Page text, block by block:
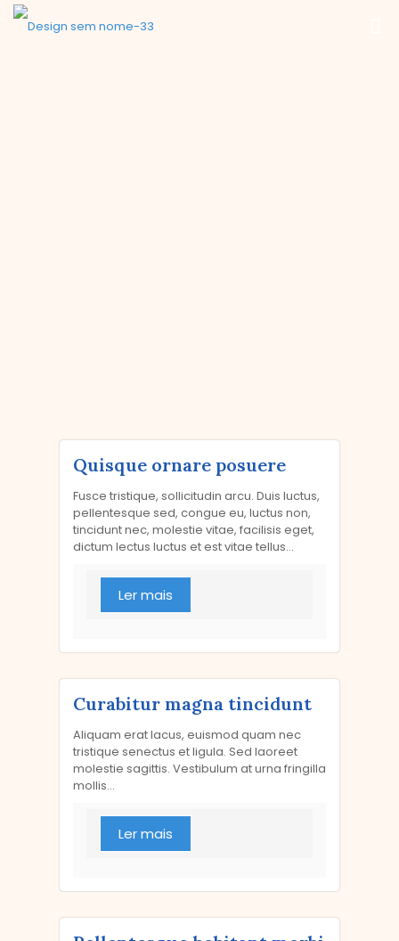
Quisque ornare posuere
Fusce tristique, sollicitudin arcu. Duis luctus,
pellentesque sed, congue eu, luctus non,
tincidunt nec, molestie vitae, facilisis eget,
dictum lectus luctus et est vitae tellus...
Ler mais
Curabitur magna tincidunt
Aliquam erat lacus, euismod quam nec
tristique senectus et ligula. Sed laoreet
molestie sagittis. Vestibulum at urna fringilla
mollis...
Ler mais